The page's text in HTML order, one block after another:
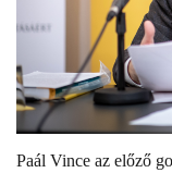
Paál Vince az előző